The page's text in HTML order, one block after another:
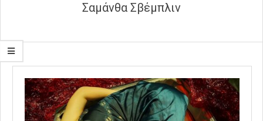
Σαμάνθα Σβέμπλιν